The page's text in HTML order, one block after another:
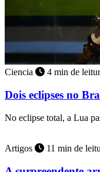
Ciencia 4 min de
Dois eclipses no
No eclipse total, a Lua
Artigos 11 min de